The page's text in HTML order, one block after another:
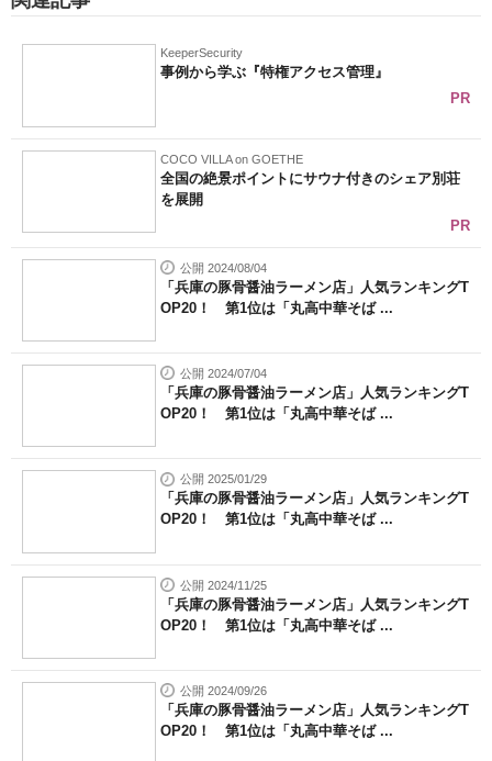
KeeperSecurity
事例から学ぶ『特権アクセス管理』
PR
COCO VILLA on GOETHE
全国の絶景ポイントにサウナ付きのシェア別荘
を展開
PR
公開 2024/08/04
「兵庫の豚骨醤油ラーメン店」人気ランキングT
OP20！ 第1位は「丸高中華そば ...
公開 2024/07/04
「兵庫の豚骨醤油ラーメン店」人気ランキングT
OP20！ 第1位は「丸高中華そば ...
公開 2025/01/29
「兵庫の豚骨醤油ラーメン店」人気ランキングT
OP20！ 第1位は「丸高中華そば ...
公開 2024/11/25
「兵庫の豚骨醤油ラーメン店」人気ランキングT
OP20！ 第1位は「丸高中華そば ...
公開 2024/09/26
「兵庫の豚骨醤油ラーメン店」人気ランキングT
OP20！ 第1位は「丸高中華そば ...